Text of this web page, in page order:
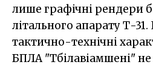
лише графічні рендери
літального апарату Т-
тактично-технічні
БПЛА "Тбілавіамшені" не